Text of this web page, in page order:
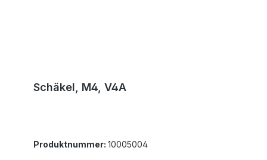
Schäkel, M4, V4A
Produktnummer: 10005004